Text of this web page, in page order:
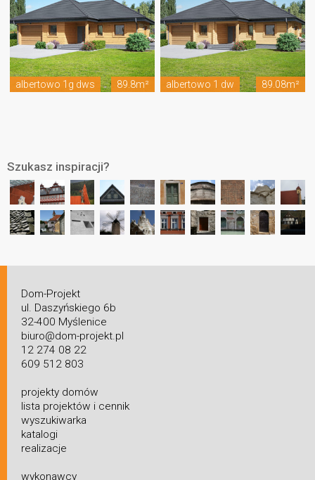
albertowo 1g dws 89.8m² albertowo 1 dw 89.08m²
Szukasz inspiracji?
Dom-Projekt
ul. Daszyńskiego 6b
32-400 Myślenice
biuro@dom-projekt.pl
12 274 08 22
609 512 803
projekty domów
lista projektów i cennik
wyszukiwarka
katalogi
realizacje
wykonawcy